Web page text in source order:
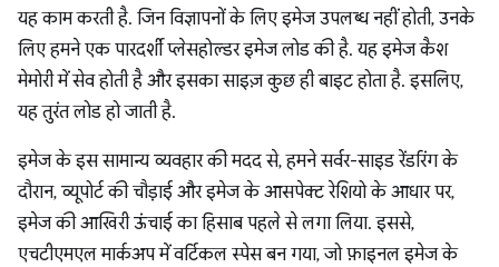
यह काम करती है. जिन विज्ञापनों के लिए इमेज उपलब्ध नहीं होती, उनके
लिए हमने एक पारदर्शी प्लेसहोल्डर इमेज लोड की है. यह इमेज कैश
मेमोरी में सेव होती है और इसका साइज़ कुछ ही बाइट होता है. इसलिए,
यह तुरंत लोड हो जाती है.
इमेज के इस सामान्य व्यवहार की मदद से, हमने सर्वर-साइड रेंडरिंग के
दौरान, व्यूपोर्ट की चौड़ाई और इमेज के आसपेक्ट रेशियो के आधार पर,
इमेज की आखिरी ऊंचाई का हिसाब पहले से लगा लिया. इससे,
एचटीएमएल मार्कअप में वर्टिकल स्पेस बन गया, जो फ़ाइनल इमेज के